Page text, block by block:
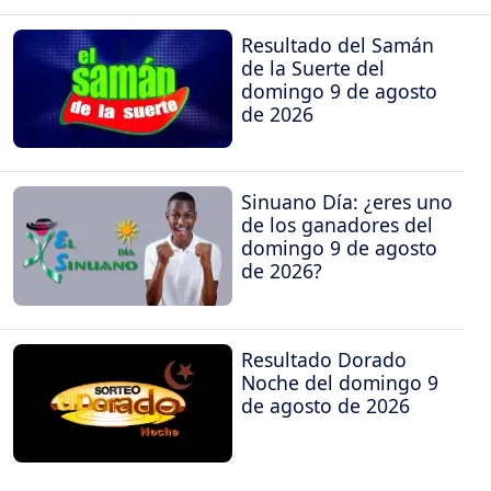
Resultado del Samán
de la Suerte del
domingo 9 de agosto
de 2026
Sinuano Día: ¿eres uno
de los ganadores del
domingo 9 de agosto
de 2026?
Resultado Dorado
Noche del domingo 9
de agosto de 2026